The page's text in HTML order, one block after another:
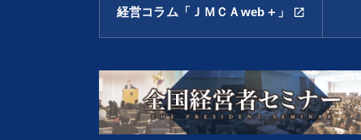
経営コラム「ＪＭＣＡweb＋」 open_in_new